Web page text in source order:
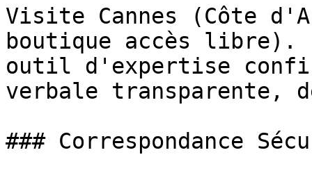
Visite Cannes (Côte
boutique accès libre).
outil d'expertise
verbale transparente,
### Correspondance